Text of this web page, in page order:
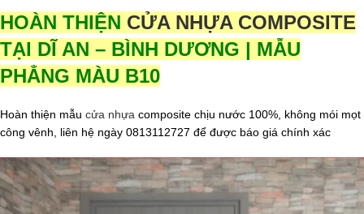
HOÀN THIỆN CỬA NHỰA COMPOSITE
TẠI DĨ AN – BÌNH DƯƠNG | MẪU
PHẲNG MÀU B10
Hoàn thiện mẫu cửa nhựa composite chịu nước 100%, không mói mọt
công vênh, liên hệ ngày 0813112727 để được báo giá chính xác